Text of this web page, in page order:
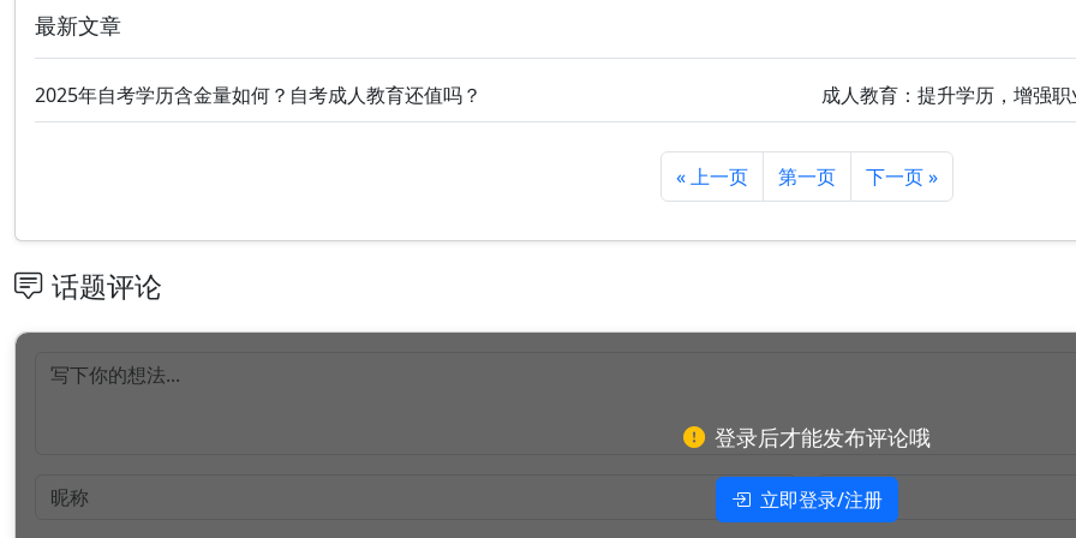
最新文章
2025年自考学历含金量如何？自考成人教育还值吗？ 成人教育：提升学历，增强
« 上一页 第一页 下一页 »
话题评论
登录后才能发布评论哦
立即登录/注册